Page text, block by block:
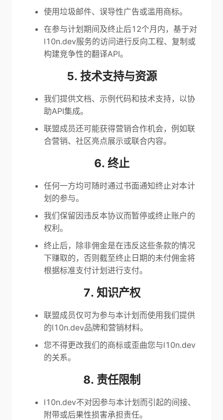
使用垃圾邮件、误导性广告或滥用商标。
在参与计划期间及终止后12个月内，基于对
l10n.dev服务的访问进行反向工程、复制或
构建竞争性的翻译API。
5. 技术支持与资源
我们提供文档、示例代码和技术支持，以协
助API集成。
联盟成员还可能获得营销合作机会，例如联
合营销、社区亮点展示或联合内容。
6. 终止
任何一方均可随时通过书面通知终止对本计
划的参与。
我们保留因违反本协议而暂停或终止账户的
权利。
终止后，除非佣金是在违反这些条款的情况
下赚取的，否则截至终止日期的未付佣金将
根据标准支付计划进行支付。
7. 知识产权
联盟成员仅可为参与本计划而使用我们提供
的l10n.dev品牌和营销材料。
您不得更改我们的商标或歪曲您与l10n.dev
的关系。
8. 责任限制
l10n.dev不对因参与本计划而引起的间接、
附带或后果性损害承担责任。